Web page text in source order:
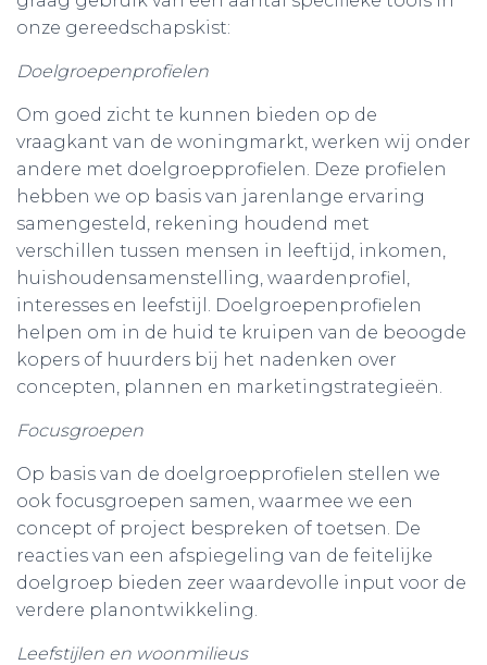
onze gereedschapskist:
Doelgroepenprofielen
Om goed zicht te kunnen bieden op de
vraagkant van de woningmarkt, werken wij onder
andere met doelgroepprofielen. Deze profielen
hebben we op basis van jarenlange ervaring
samengesteld, rekening houdend met
verschillen tussen mensen in leeftijd, inkomen,
huishoudensamenstelling, waardenprofiel,
interesses en leefstijl. Doelgroepenprofielen
helpen om in de huid te kruipen van de beoogde
kopers of huurders bij het nadenken over
concepten, plannen en marketingstrategieën.
Focusgroepen
Op basis van de doelgroepprofielen stellen we
ook focusgroepen samen, waarmee we een
concept of project bespreken of toetsen. De
reacties van een afspiegeling van de feitelijke
doelgroep bieden zeer waardevolle input voor de
verdere planontwikkeling.
Leefstijlen en woonmilieus